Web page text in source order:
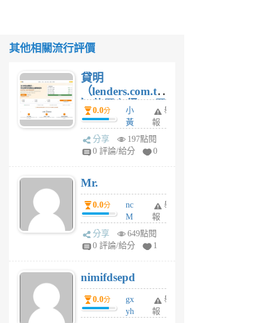
其他相關流行評價
貸明
（lenders.com.tw
）使用心得 — 民
間貸款比較平台
體驗
0.0分
小
黃
蜂
1
舉
報
分享
197點閱
0 評論/給分
0
Mr.
0.0分
nc
M
U
F
U
5
個
月
舉
報
分享
649點閱
0 評論/給分
1
nimifdsepd
0.0分
gx
yh
舉
報